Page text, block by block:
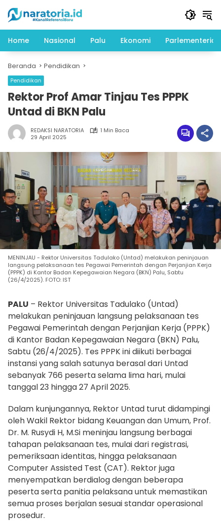
konten
Home
Nasional Palu Ekonomi Parlementeria
Beranda Pendidikan
Pendidikan
Rektor Prof Amar Tinjau Tes PPPK
Untad di BKN Palu
REDAKSI NARATORIA
1 Min Baca
29 April 2025
MENINJAU - Rektor Universitas Tadulako (Untad) melakukan peninjauan
langsung pelaksanaan tes Pegawai Pemerintah dengan Perjanjian Kerja
(PPPK) di Kantor Badan Kepegawaian Negara (BKN) Palu, Sabtu
(26/4/2025). FOTO: IST
PALU – Rektor Universitas Tadulako (Untad)
melakukan peninjauan langsung pelaksanaan tes
Pegawai Pemerintah dengan Perjanjian Kerja (PPPK)
di Kantor Badan Kepegawaian Negara (BKN) Palu,
Sabtu (26/4/2025). Tes PPPK ini diikuti berbagai
instansi yang salah satunya berasal dari Untad
sebanyak 766 peserta selama lima hari, mulai
tanggal 23 hingga 27 April 2025.
Dalam kunjungannya, Rektor Untad turut didampingi
oleh Wakil Rektor bidang Keuangan dan Umum, Prof.
Dr. M. Rusydi H, M.Si meninjau langsung berbagai
tahapan pelaksanaan tes, mulai dari registrasi,
pemeriksaan identitas, hingga pelaksanaan
Computer Assisted Test (CAT). Rektor juga
menyempatkan berdialog dengan beberapa
peserta serta panitia pelaksana untuk memastikan
semua proses berjalan sesuai standar operasional
prosedur.